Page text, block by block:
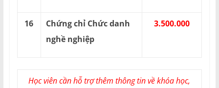
16
Chứng chỉ Chức danh
nghề nghiệp
3.500.000
Học viên cần hỗ trợ thêm thông tin về khóa học,